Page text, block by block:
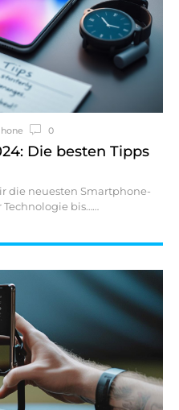
0
Die besten Tipps
die neuesten Smartphone-
bis…